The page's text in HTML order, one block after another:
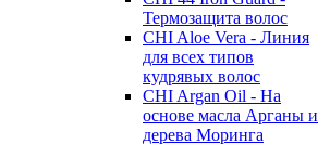
Термозащита волос
CHI Aloe Vera - Линия
для всех типов
кудрявых волос
CHI Argan Oil - На
основе масла Арганы и
дерева Моринга